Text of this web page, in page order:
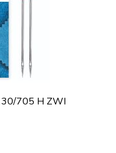
705 H ZWI